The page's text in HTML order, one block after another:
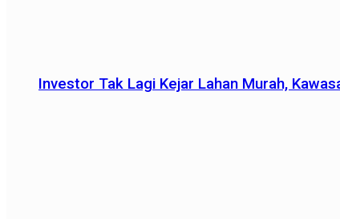
Investor Tak Lagi Kejar Lahan Murah,